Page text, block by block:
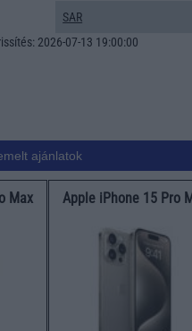
SAR
2026-07-13 19:00:00
ajánlatok
Max Apple iPhone 15 Pro